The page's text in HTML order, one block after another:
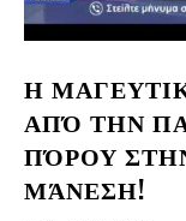
Η
ΑΠΌ ΤΗΝ
ΠΌΡΟΥ
ΜΆΝΕΣΗ!